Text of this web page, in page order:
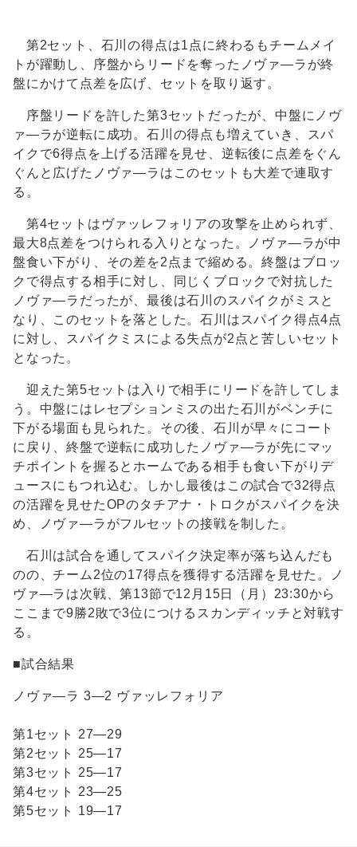
第2セット、石川の得点は1点に終わるもチームメイ
トが躍動し、序盤からリードを奪ったノヴァ―ラが終
盤にかけて点差を広げ、セットを取り返す。
序盤リードを許した第3セットだったが、中盤にノヴ
ァ―ラが逆転に成功。石川の得点も増えていき、スパ
イクで6得点を上げる活躍を見せ、逆転後に点差をぐん
ぐんと広げたノヴァ―ラはこのセットも大差で連取す
る。
第4セットはヴァッレフォリアの攻撃を止められず、
最大8点差をつけられる入りとなった。ノヴァ―ラが中
盤食い下がり、その差を2点まで縮める。終盤はブロッ
クで得点する相手に対し、同じくブロックで対抗した
ノヴァ―ラだったが、最後は石川のスパイクがミスと
なり、このセットを落とした。石川はスパイク得点4点
に対し、スパイクミスによる失点が2点と苦しいセット
となった。
迎えた第5セットは入りで相手にリードを許してしま
う。中盤にはレセプションミスの出た石川がベンチに
下がる場面も見られた。その後、石川が早々にコート
に戻り、終盤で逆転に成功したノヴァ―ラが先にマッ
チポイントを握るとホームである相手も食い下がりデ
ュースにもつれ込む。しかし最後はこの試合で32得点
の活躍を見せたOPのタチアナ・トロクがスパイクを決
め、ノヴァ―ラがフルセットの接戦を制した。
石川は試合を通してスパイク決定率が落ち込んだも
のの、チーム2位の17得点を獲得する活躍を見せた。ノ
ヴァ―ラは次戦、第13節で12月15日（月）23:30から
ここまで9勝2敗で3位につけるスカンディッチと対戦す
る。
■試合結果
ノヴァ―ラ 3―2 ヴァッレフォリア
第1セット 27―29
第2セット 25―17
第3セット 25―17
第4セット 23―25
第5セット 19―17